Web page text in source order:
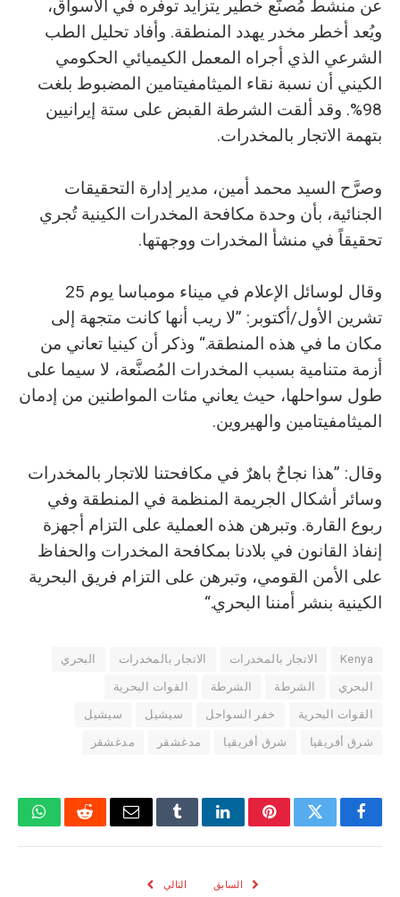
عن منشط مُصنَّع خطير يتزايد توفره في الأسواق،
ويُعد أخطر مخدر يهدد المنطقة. وأفاد تحليل الطب
الشرعي الذي أجراه المعمل الكيميائي الحكومي
الكيني أن نسبة نقاء الميثامفيتامين المضبوط بلغت
98%. وقد ألقت الشرطة القبض على ستة إيرانيين
بتهمة الاتجار بالمخدرات.
وصرَّح السيد محمد أمين، مدير إدارة التحقيقات
الجنائية، بأن وحدة مكافحة المخدرات الكينية تُجري
تحقيقاً في منشأ المخدرات ووجهتها.
وقال لوسائل الإعلام في ميناء مومباسا يوم 25
تشرين الأول/أكتوبر: ”لا ريب أنها كانت متجهة إلى
مكان ما في هذه المنطقة.“ وذكر أن كينيا تعاني من
أزمة متنامية بسبب المخدرات المُصنَّعة، لا سيما على
طول سواحلها، حيث يعاني مئات المواطنين من إدمان
الميثامفيتامين والهيروين.
وقال: ”هذا نجاحٌ باهرٌ في مكافحتنا للاتجار بالمخدرات
وسائر أشكال الجريمة المنظمة في المنطقة وفي
ربوع القارة. وتبرهن هذه العملية على التزام أجهزة
إنفاذ القانون في بلادنا بمكافحة المخدرات والحفاظ
على الأمن القومي، وتبرهن على التزام فريق البحرية
الكينية بنشر أمننا البحري.“
Kenya الاتجار بالمخدرات الاتجار بالمخدرات البحري
البحري الشرطة الشرطة القوات البحرية
القوات البحرية خفر السواحل سيشيل سيشيل
شرق أفريقيا شرق أفريقيا مدغشقر مدغشقر
فيسبوكتويتر بينتيريستلينكدإنTumblrالبريد
رديت
السابق التالي